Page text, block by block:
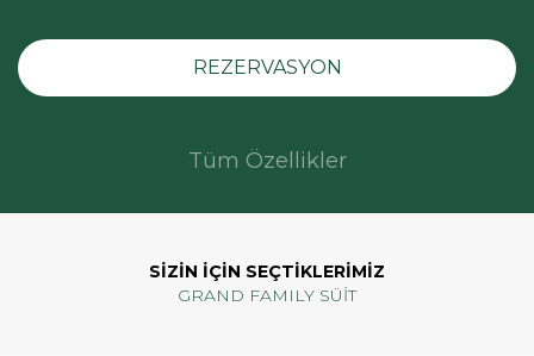
REZERVASYON
Tüm Özellikler
SİZİN İÇİN SEÇTİKLERİMİZ
GRAND FAMILY SÜİT